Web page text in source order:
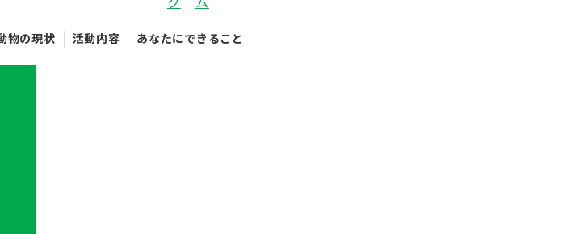
物の現状 活動内容 あなたにできること